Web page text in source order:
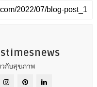
วกับสุขภาพ